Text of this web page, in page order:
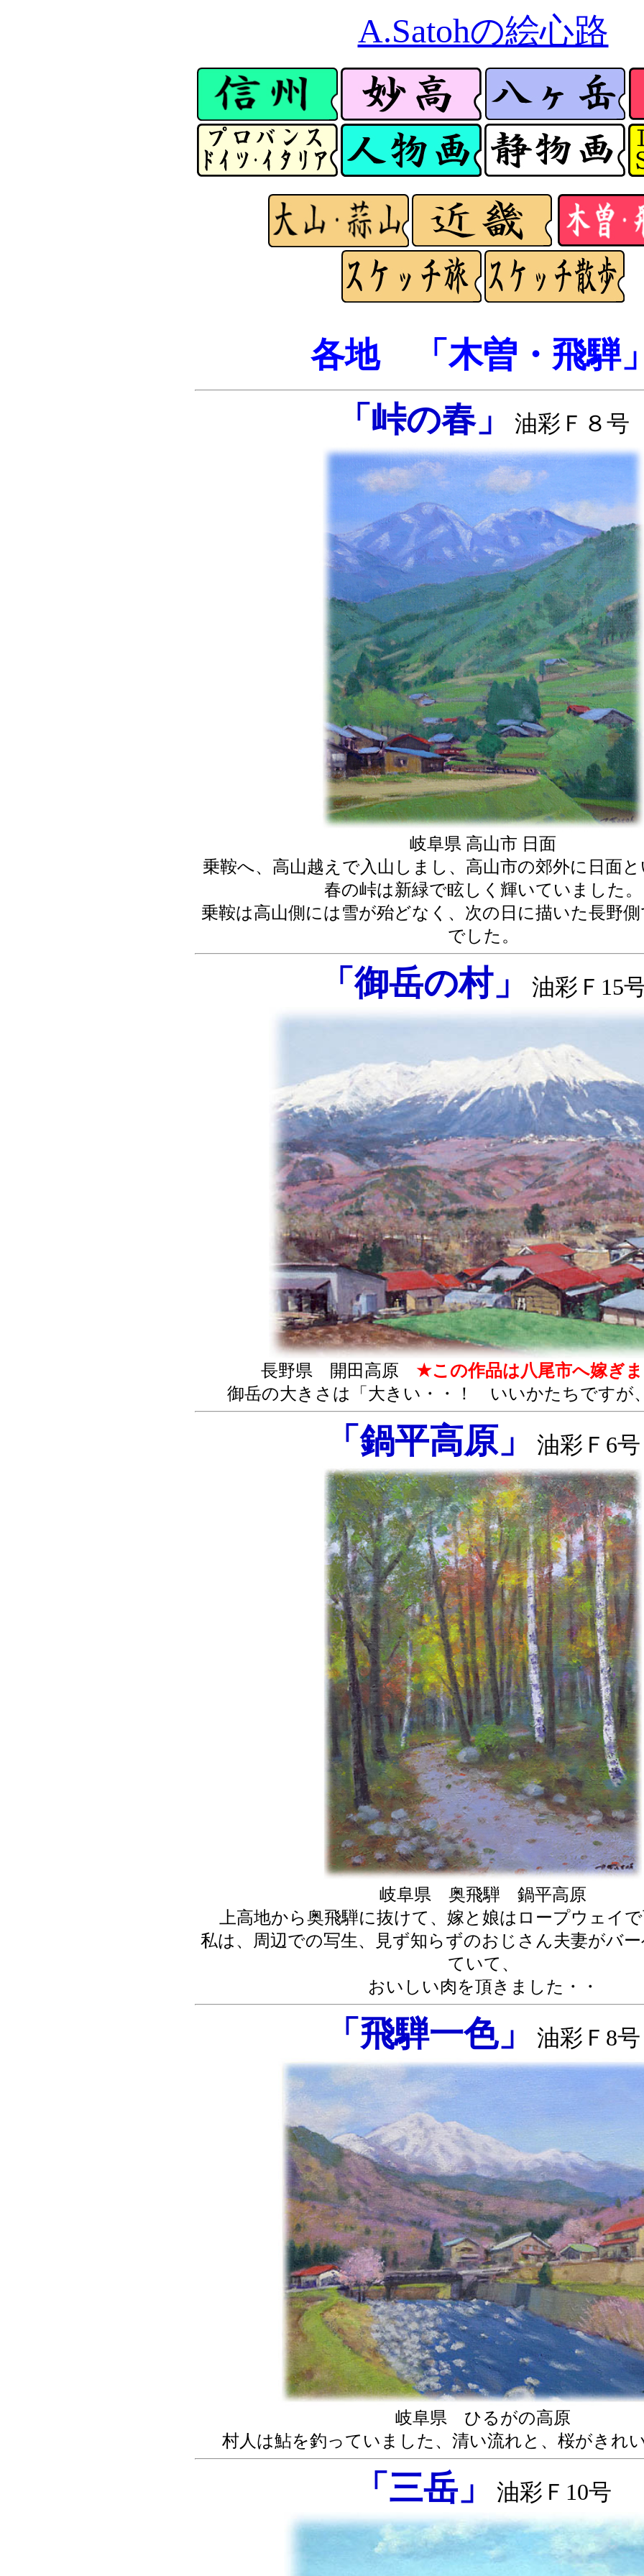
A.Satohの絵心路
各地 「木曽・飛騨
「峠の春」
油彩Ｆ８号
岐阜県 高山市 日面
乗鞍へ、高山越えで入山しまし、高山市の郊外に日面
春の峠は新緑で眩しく輝いていました。
乗鞍は高山側には雪が殆どなく、次の日に描いた長野
でした。
「御岳の村」 油彩Ｆ15
長野県 開田高原 ★この作品は八尾市へ嫁ぎ
御岳の大きさは「大きい・・！ いいかたちですが
「鍋平高原」 油彩Ｆ6号
岐阜県 奥飛騨 鍋平高原
上高地から奥飛騨に抜けて、嫁と娘はロープウェイ
私は、周辺での写生、見ず知らずのおじさん夫妻がバ
ていて、
おいしい肉を頂きました・・
「飛騨一色」 油彩Ｆ8号
岐阜県 ひるがの高原
村人は鮎を釣っていました、清い流れと、桜がきれ
「三岳」 油彩Ｆ10号